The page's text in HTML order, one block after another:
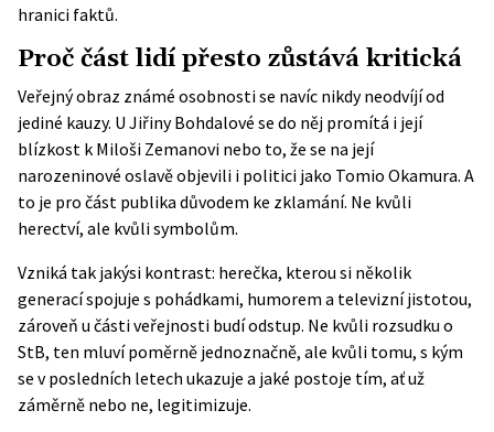
hranici faktů.
Proč část lidí přesto zůstává kritická
Veřejný obraz známé osobnosti se navíc nikdy neodvíjí od
jediné kauzy. U Jiřiny Bohdalové se do něj promítá i její
blízkost k Miloši Zemanovi nebo to, že se na její
narozeninové oslavě objevili i politici jako Tomio Okamura. A
to je pro část publika důvodem ke zklamání. Ne kvůli
herectví, ale kvůli symbolům.
Vzniká tak jakýsi kontrast: herečka, kterou si několik
generací spojuje s pohádkami, humorem a televizní jistotou,
zároveň u části veřejnosti budí odstup. Ne kvůli rozsudku o
StB, ten mluví poměrně jednoznačně, ale kvůli tomu, s kým
se v posledních letech ukazuje a jaké postoje tím, ať už
záměrně nebo ne, legitimizuje.